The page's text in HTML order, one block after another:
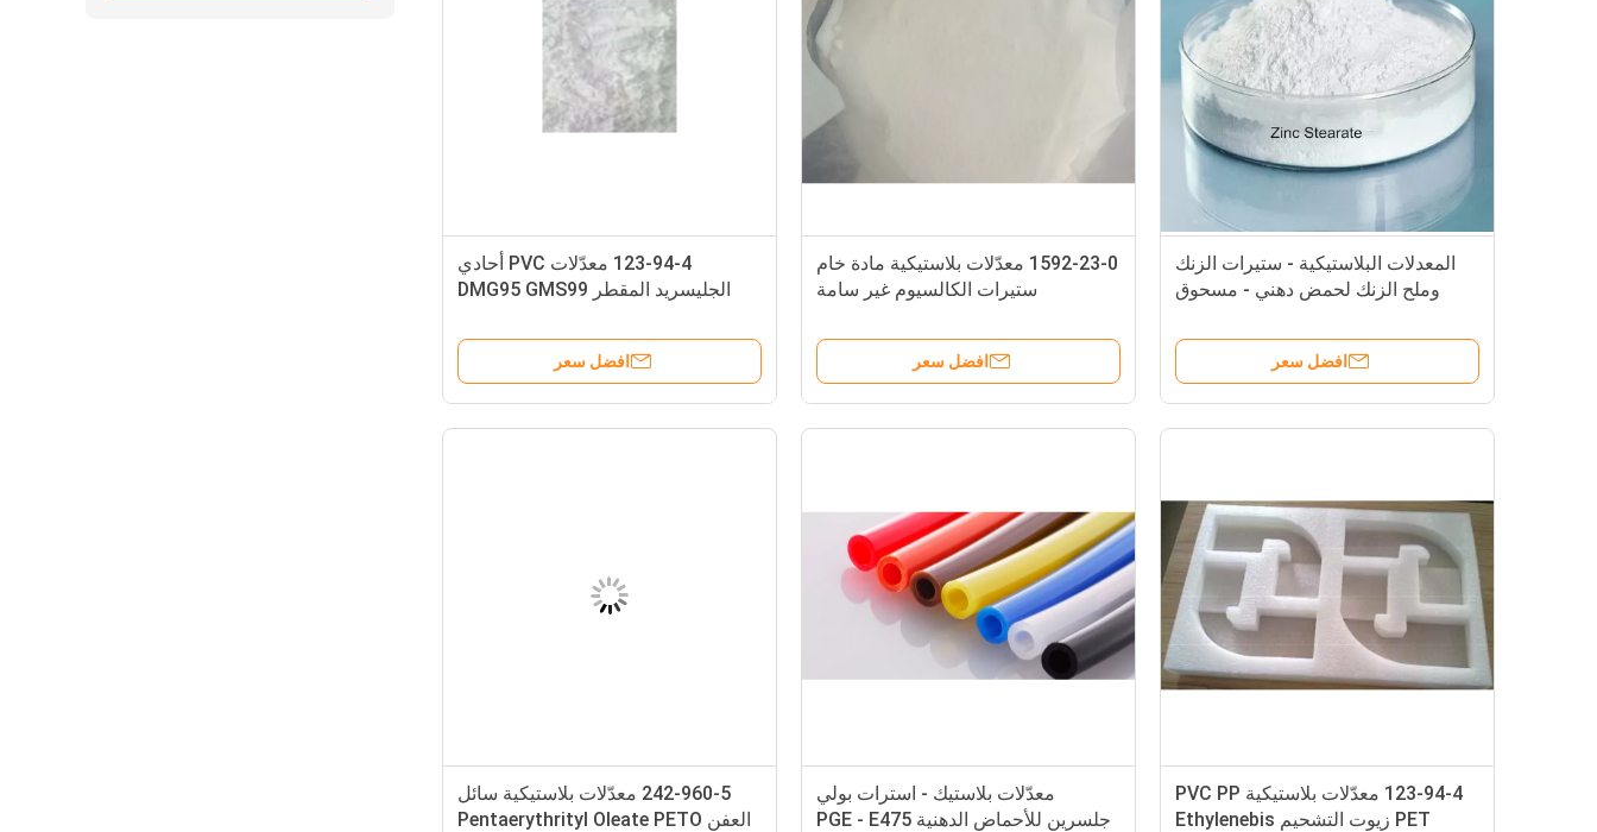
123-94-4 معدّلات PVC أحادي
الجليسريد المقطر DMG95 GMS99
افضل سعر
1592-23-0 معدّلات بلاستيكية مادة خام
ستيرات الكالسيوم غير سامة
افضل سعر
المعدلات البلاستيكية - ستيرات الزنك
وملح الزنك لحمض دهني - مسحوق
افضل سعر
242-960-5 معدّلات بلاستيكية سائل
العفن Pentaerythrityl Oleate PETO
معدّلات بلاستيك - استرات بولي
جلسرين للأحماض الدهنية PGE - E475
123-94-4 معدّلات بلاستيكية PVC PP
PET زيوت التشحيم Ethylenebis